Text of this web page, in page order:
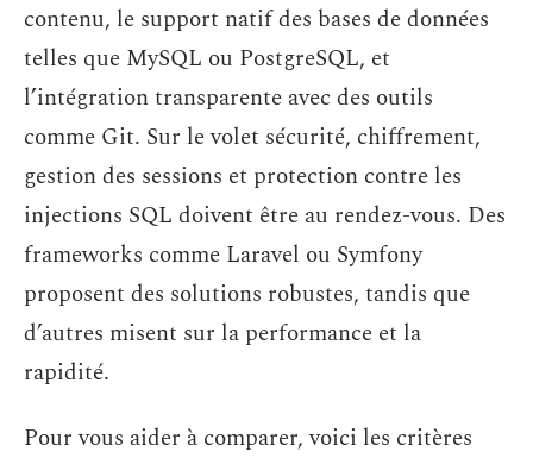
contenu, le support natif des bases de données
telles que MySQL ou PostgreSQL, et
l’intégration transparente avec des outils
comme Git. Sur le volet sécurité, chiffrement,
gestion des sessions et protection contre les
injections SQL doivent être au rendez-vous. Des
frameworks comme Laravel ou Symfony
proposent des solutions robustes, tandis que
d’autres misent sur la performance et la
rapidité.
Pour vous aider à comparer, voici les critères